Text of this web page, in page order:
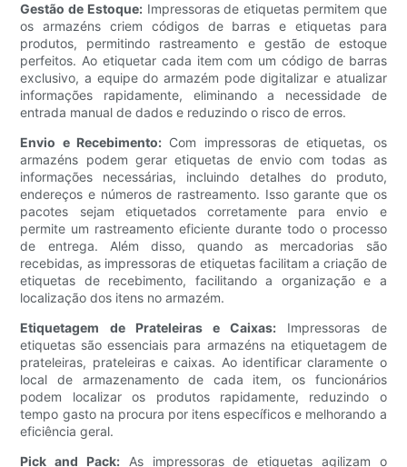
Gestão de Estoque:Impressoras de etiquetas permitem que
os armazéns criem códigos de barras e etiquetas para
produtos, permitindo rastreamento e gestão de estoque
perfeitos. Ao etiquetar cada item com um código de barras
exclusivo, a equipe do armazém pode digitalizar e atualizar
informações rapidamente, eliminando a necessidade de
entrada manual de dados e reduzindo o risco de erros.
Envio e Recebimento: Com impressoras de etiquetas, os
armazéns podem gerar etiquetas de envio com todas as
informações necessárias, incluindo detalhes do produto,
endereços e números de rastreamento. Isso garante que os
pacotes sejam etiquetados corretamente para envio e
permite um rastreamento eficiente durante todo o processo
de entrega. Além disso, quando as mercadorias são
recebidas, as impressoras de etiquetas facilitam a criação de
etiquetas de recebimento, facilitando a organização e a
localização dos itens no armazém.
Etiquetagem de Prateleiras e Caixas: Impressoras de
etiquetas são essenciais para armazéns na etiquetagem de
prateleiras, prateleiras e caixas. Ao identificar claramente o
local de armazenamento de cada item, os funcionários
podem localizar os produtos rapidamente, reduzindo o
tempo gasto na procura por itens específicos e melhorando a
eficiência geral.
Pick and Pack:As impressoras de etiquetas agilizam o